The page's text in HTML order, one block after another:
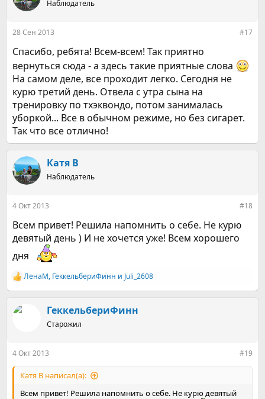
и
Наблюдатель
28 Сен 2013 #17
Спасибо, ребята! Всем-всем! Так приятно
вернуться сюда - а здесь такие приятные слова
На самом деле, все проходит легко. Сегодня не
курю третий день. Отвела с утра сына на
тренировку по тхэквондо, потом занималась
уборкой... Все в обычном режиме, но без сигарет.
Так что все отлично!
Катя В
Наблюдатель
4 Окт 2013 #18
Всем привет! Решила напомнить о себе. Не курю
девятый день ) И не хочется уже! Всем хорошего
дня
Р
е
к
ЛенаМ, ГеккельбериФинн и Juli_2608
ГеккельбериФинн
Старожил
4 Окт 2013 #19
Катя В написал(а):
Всем привет! Решила напомнить о себе. Не курю девятый